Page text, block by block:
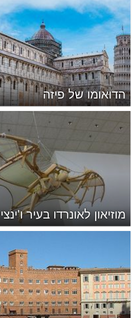
הדוּאומו של פיזה
מוזיאון לאונרדו בעיר ו'ינצי